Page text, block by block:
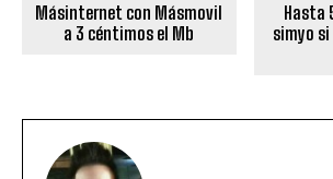
Másinternet con Másmovil
a 3 céntimos el Mb
Hasta
simyo